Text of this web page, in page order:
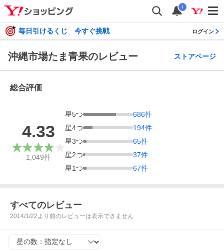
i
毎日引けるくじ 今すぐ挑戦 ログイン
沖縄市場たま青果のレビュー ストアページ
総合評価
4.33
1,049件
星5つ 686件
星4つ 194件
星3つ 65件
星2つ 37件
星1つ 67件
すべてのレビュー
2014/1/22より前のレビューは表示できません
星の数